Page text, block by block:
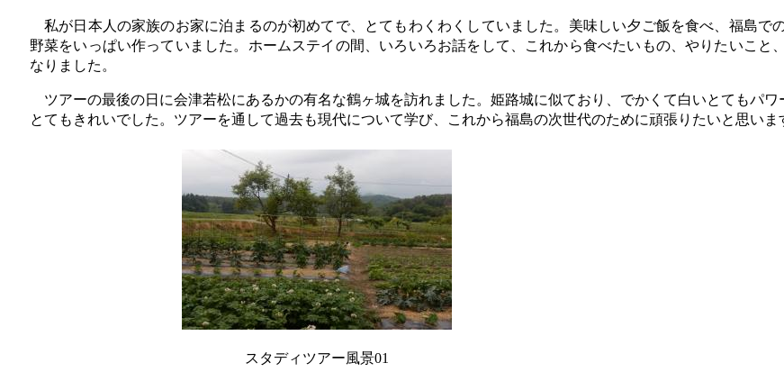
私が日本人の家族のお家に泊まるのが初めてで、とてもわくわくしていました。美味しい夕ご飯を食べ、福島で
野菜をいっぱい作っていました。ホームステイの間、いろいろお話をして、これから食べたいもの、やりたいこと
なりました。
ツアーの最後の日に会津若松にあるかの有名な鶴ヶ城を訪れました。姫路城に似ており、でかくて白いとてもパ
とてもきれいでした。ツアーを通して過去も現代について学び、これから福島の次世代のために頑張りたいと思いま
スタディツアー風景01